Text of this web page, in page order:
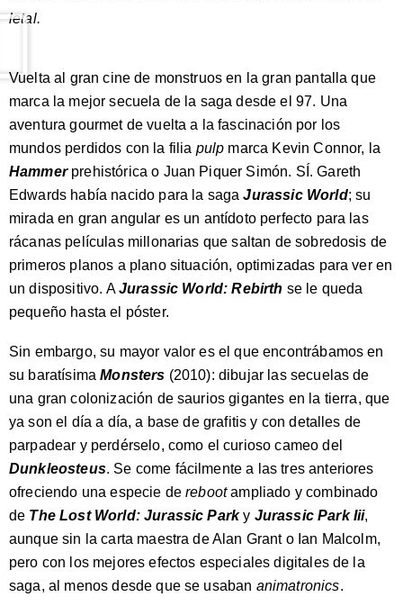
letal.
Vuelta al gran cine de monstruos en la gran pantalla que
marca la mejor secuela de la saga desde el 97. Una
aventura gourmet de vuelta a la fascinación por los
mundos perdidos con la filia pulp marca Kevin Connor, la
Hammerprehistórica o Juan Piquer Simón. SÍ. Gareth
Edwards había nacido para la sagaJurassic World; su
mirada en gran angular es un antídoto perfecto para las
rácanas películas millonarias que saltan de sobredosis de
primeros planos a plano situación, optimizadas para ver en
un dispositivo. AJurassic World: Rebirth se le queda
pequeño hasta el póster.
Sin embargo, su mayor valor es el que encontrábamos en
su baratísimaMonsters (2010): dibujar las secuelas de
una gran colonización de saurios gigantes en la tierra, que
ya son el día a día, a base de grafitis y con detalles de
parpadear y perdérselo, como el curioso cameo del
Dunkleosteus. Se come fácilmente a las tres anteriores
ofreciendo una especie derebootampliado y combinado
de The Lost World: Jurassic Parky Jurassic Park Iii,
aunque sin la carta maestra de Alan Grant o Ian Malcolm,
pero con los mejores efectos especiales digitales de la
saga, al menos desde que se usaban animatronics.